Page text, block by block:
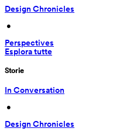
Design Chronicles
•
Perspectives
Esplora tutte
Storie
In Conversation
•
Design Chronicles